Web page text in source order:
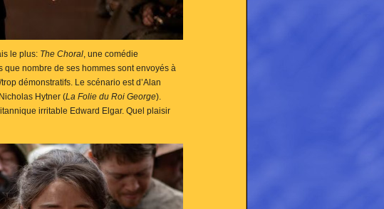
le plus: The Choral, une comédie
nombre de ses hommes sont envoyés à
démonstratifs. Le scénario est d’Alan
Hytner (La Folie du Roi George).
irritable Edward Elgar. Quel plaisir